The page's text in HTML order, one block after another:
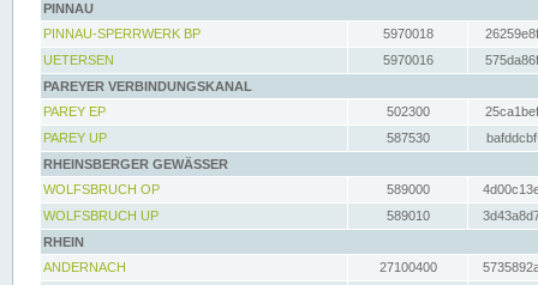
PINNAU
PINNAU-SPERRWERK BP
5970018
UETERSEN
5970016
PAREYER VERBINDUNGSKANAL
PAREY EP
502300
PAREY UP
587530
RHEINSBERGER GEWÄSSER
WOLFSBRUCH OP
589000
WOLFSBRUCH UP
589010
RHEIN
ANDERNACH
27100400